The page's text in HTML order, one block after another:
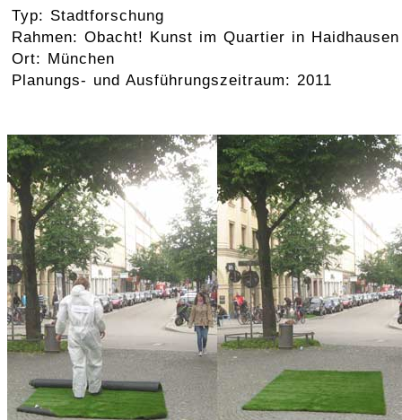
Typ: Stadtforschung
Rahmen: Obacht! Kunst im Quartier in Haidhausen
Ort: München
Planungs- und Ausführungszeitraum: 2011